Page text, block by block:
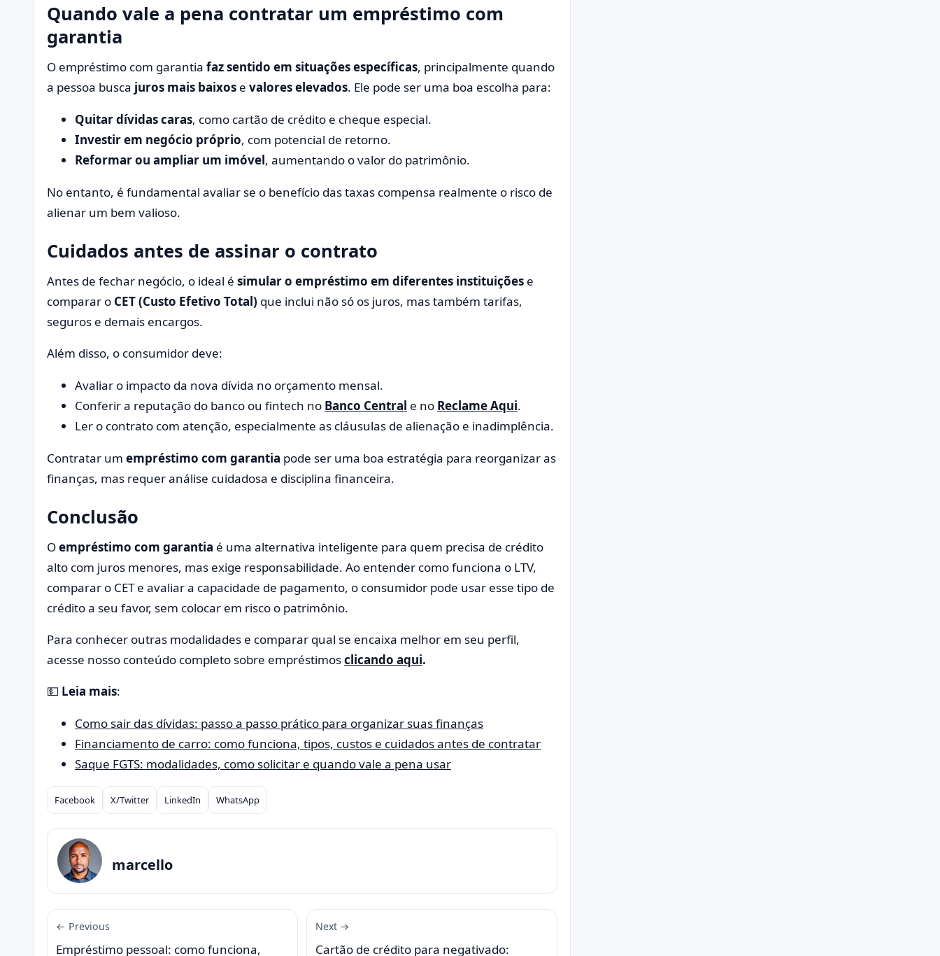
Quando vale a pena contratar um empréstimo com
garantia
O empréstimo com garantia faz sentido em situações específicas, principalmente quando
a pessoa busca juros mais baixos e valores elevados. Ele pode ser uma boa escolha para:
Quitar dívidas caras, como cartão de crédito e cheque especial.
Investir em negócio próprio, com potencial de retorno.
Reformar ou ampliar um imóvel, aumentando o valor do patrimônio.
No entanto, é fundamental avaliar se o benefício das taxas compensa realmente o risco de
alienar um bem valioso.
Cuidados antes de assinar o contrato
Antes de fechar negócio, o ideal é simular o empréstimo em diferentes instituições e
comparar o CET (Custo Efetivo Total) que inclui não só os juros, mas também tarifas,
seguros e demais encargos.
Além disso, o consumidor deve:
Avaliar o impacto da nova dívida no orçamento mensal.
Conferir a reputação do banco ou fintech no Banco Central e no Reclame Aqui.
Ler o contrato com atenção, especialmente as cláusulas de alienação e inadimplência.
Contratar um empréstimo com garantia pode ser uma boa estratégia para reorganizar as
finanças, mas requer análise cuidadosa e disciplina financeira.
Conclusão
Oempréstimo com garantia é uma alternativa inteligente para quem precisa de crédito
alto com juros menores, mas exige responsabilidade. Ao entender como funciona o LTV,
comparar o CET e avaliar a capacidade de pagamento, o consumidor pode usar esse tipo de
crédito a seu favor, sem colocar em risco o patrimônio.
Para conhecer outras modalidades e comparar qual se encaixa melhor em seu perfil,
acesse nosso conteúdo completo sobre empréstimosclicando aqui.
💵 Leia mais:
Como sair das dívidas: passo a passo prático para organizar suas finanças
Financiamento de carro: como funciona, tipos, custos e cuidados antes de contratar
Saque FGTS: modalidades, como solicitar e quando vale a pena usar
Compartilhar
Facebook X/Twitter LinkedIn WhatsApp
marcello
← Previous
Empréstimo pessoal: como funciona,
Next →
Cartão de crédito para negativado: